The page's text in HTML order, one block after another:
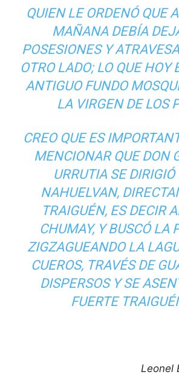
QUIEN LE ORDENÓ QUE
MAÑANA DEBÍA
POSESIONES Y
OTRO LADO; LO QUE HOY
ANTIGUO FUNDO
LA VIRGEN DE LOS
CREO QUE ES
MENCIONAR QUE DON
URRUTIA SE DIRIGIÓ
NAHUELVAN,
TRAIGUÉN, ES DECIR
CHUMAY, Y BUSCÓ LA
ZIGZAGUEANDO LA
CUEROS, TRAVÉS DE
DISPERSOS Y SE
FUERTE
Leonel